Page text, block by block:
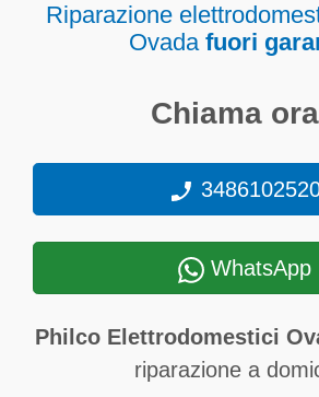
Riparazione
Ovada fuori
Chiama
WhatsApp
Philco Elettrodomestici
riparazione a